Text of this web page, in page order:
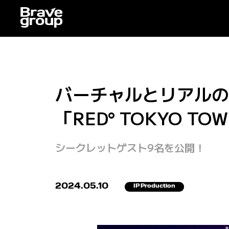
バーチャルとリアル
「RED° TOKYO
シークレットゲスト9名を公開！
2024.05.10 IP Production